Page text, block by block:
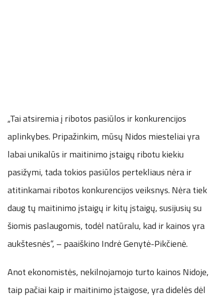
„Tai atsiremia į ribotos pasiūlos ir konkurencijos
aplinkybes. Pripažinkim, mūsų Nidos miesteliai yra
labai unikalūs ir maitinimo įstaigų ribotu kiekiu
pasižymi, tada tokios pasiūlos pertekliaus nėra ir
atitinkamai ribotos konkurencijos veiksnys. Nėra tiek
daug tų maitinimo įstaigų ir kitų įstaigų, susijusių su
šiomis paslaugomis, todėl natūralu, kad ir kainos yra
aukštesnės“, – paaiškino Indrė Genytė-Pikčienė.
Anot ekonomistės, nekilnojamojo turto kainos Nidoje,
taip pačiai kaip ir maitinimo įstaigose, yra didelės dėl